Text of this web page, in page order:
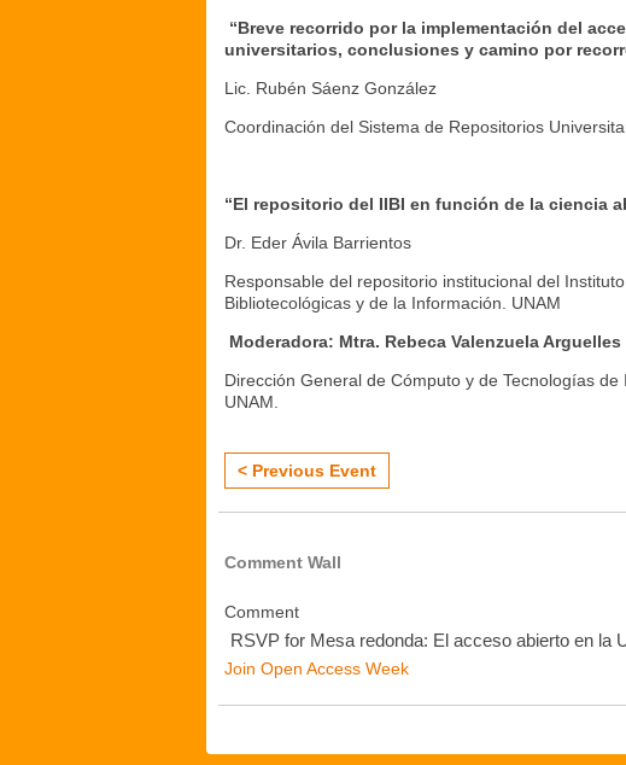
“Breve recorrido por la implementación del
universitarios, conclusiones y camino por
Lic. Rubén Sáenz González
Coordinación del Sistema de Repositorios
“El repositorio del IIBI en función de la ciencia
Dr. Eder Ávila Barrientos
Responsable del repositorio institucional del
Bibliotecológicas y de la Información. UNAM
Moderadora: Mtra. Rebeca Valenzuela Arguelles
Dirección General de Cómputo y de Tecnologías de
UNAM.
< Previous Event
Comment Wall
Comment
RSVP for Mesa redonda: El acceso abierto en la
Join Open Access Week